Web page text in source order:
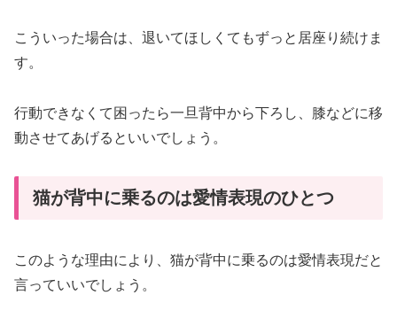
こういった場合は、退いてほしくてもずっと居座り続けま
す。
行動できなくて困ったら一旦背中から下ろし、膝などに移
動させてあげるといいでしょう。
猫が背中に乗るのは愛情表現のひとつ
このような理由により、猫が背中に乗るのは愛情表現だと
言っていいでしょう。